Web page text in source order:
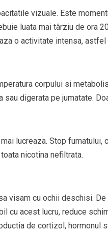
vizuale. Este
luata mai târziu de ora
o activitate intensa,
corpului si
sau digerata pe jumatate.
lucreaza. Stop
nicotina nefiltrata.
visam cu ochii deschisi.
cu acest lucru, reduce
de cortizol, hormonul